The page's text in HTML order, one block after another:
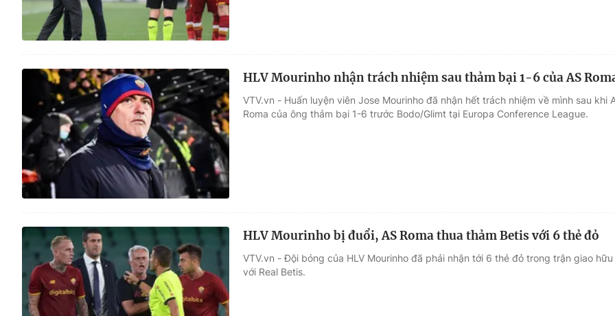
HLV Mourinho nhận trách nhiệm sau thảm bại 1-6 của AS
VTV.vn - Huấn luyện viên Jose Mourinho đã nhận hết trách nhiệm về mình sau khi
Roma của ông thảm bại 1-6 trước Bodo/Glimt tại Europa Conference League.
HLV Mourinho bị đuổi, AS Roma thua thảm Betis với 6 thẻ đỏ
VTV.vn - Đội bóng của HLV Mourinho đã phải nhận tới 6 thẻ đỏ trong trận giao hữu
với Real Betis.